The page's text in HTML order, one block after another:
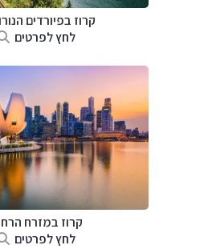
קרוז בפיורדים
לחץ לפרטים
קרוז במזרח
לחץ לפרטים